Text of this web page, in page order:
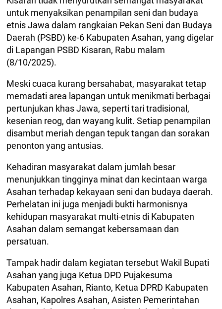
untuk menyaksikan penampilan seni dan budaya
etnis Jawa dalam rangkaian Pekan Seni dan Budaya
Daerah (PSBD) ke-6 Kabupaten Asahan, yang digelar
di Lapangan PSBD Kisaran, Rabu malam
(8/10/2025).
Meski cuaca kurang bersahabat, masyarakat tetap
memadati area lapangan untuk menikmati berbagai
pertunjukan khas Jawa, seperti tari tradisional,
kesenian reog, dan wayang kulit. Setiap penampilan
disambut meriah dengan tepuk tangan dan sorakan
penonton yang antusias.
Kehadiran masyarakat dalam jumlah besar
menunjukkan tingginya minat dan kecintaan warga
Asahan terhadap kekayaan seni dan budaya daerah.
Perhelatan ini juga menjadi bukti harmonisnya
kehidupan masyarakat multi-etnis di Kabupaten
Asahan dalam semangat kebersamaan dan
persatuan.
Tampak hadir dalam kegiatan tersebut Wakil Bupati
Asahan yang juga Ketua DPD Pujakesuma
Kabupaten Asahan, Rianto, Ketua DPRD Kabupaten
Asahan, Kapolres Asahan, Asisten Pemerintahan